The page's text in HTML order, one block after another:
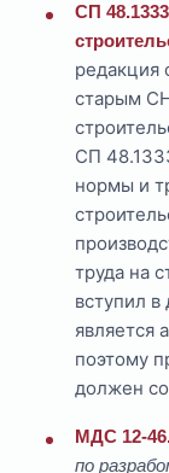
СП
редакция
старым
СП
нормы и
труда на
вступил
является
поэтому
должен
МДС 12-
по